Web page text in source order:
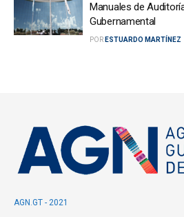
Manuales de
Gubernamental
POR ESTUARDO MARTÍNEZ
AGN.GT - 2021